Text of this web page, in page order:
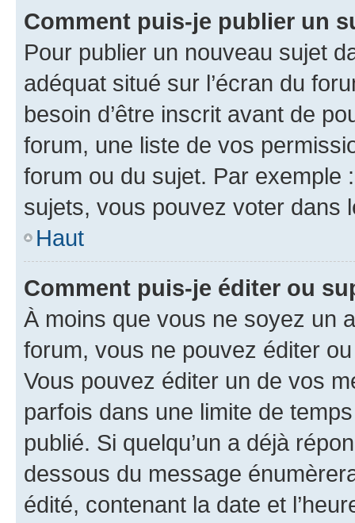
Comment puis-je publier un
Pour publier un nouveau sujet
adéquat situé sur l’écran du
besoin d’être inscrit avant de
forum, une liste de vos
forum ou du sujet. Par exemple
sujets, vous pouvez voter dans
Haut
Comment puis-je éditer ou
À moins que vous ne soyez un
forum, vous ne pouvez éditer
Vous pouvez éditer un de vos
parfois dans une limite de
publié. Si quelqu’un a déjà
dessous du message
édité, contenant la date et